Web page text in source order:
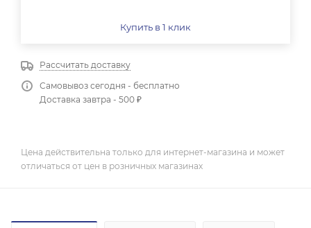
Купить в 1 клик
Рассчитать доставку
Самовывоз сегодня - бесплатно
Доставка завтра - 500 ₽
Цена действительна только для интернет-магазина и может
отличаться от цен в розничных магазинах